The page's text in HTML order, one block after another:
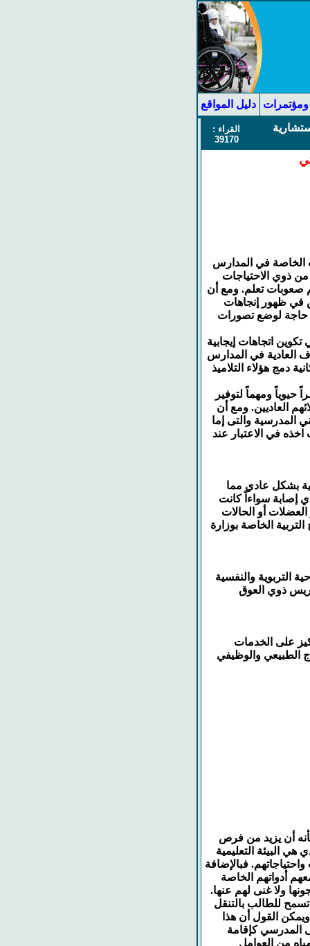
دليل المواقع
القراء :
39170
الخاصة في المدارس
من ذوي الاحتياجات
صعوبات تعلم. ومع أن
في ظهور إنجاهات
حاجة لوضع تصورات
تكوين اتجاهات إيجابية
العادية في المدارس
دمج هؤلاء التلاميذ
حيوياً ومهماً لتوفير
العاديين. ومع أن
المدرسية والتى إما
في الاعتبار عند
بشكل عادي مما
إصابة سواءاً كانت
أو الحالات
الخاصة بوزارة
التربوية والنفسية
ذوي العوق
على الخدمات
الطبيعي والوظيفي
أن يزيد من فرص
هي البيئة التعليمية
فبالإضافة
أدواتهم الخاصة
ولا غنى لهم عنها.
للطالب بالتنقل
القول أن هذا
المدرسي كإقامة
من العوامل